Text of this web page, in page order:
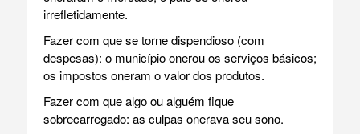
irrefletidamente.
Fazer com que se torne dispendioso (com
despesas): o município onerou os serviços básicos;
os impostos oneram o valor dos produtos.
Fazer com que algo ou alguém fique
sobrecarregado: as culpas onerava seu sono.